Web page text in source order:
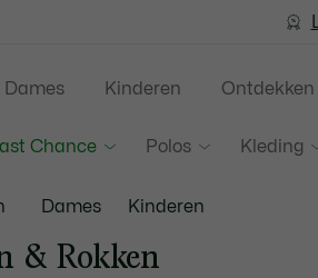
Chance Polos Kleding
Dames Kinderen Ontdekken
Dames Kinderen
& Rokken